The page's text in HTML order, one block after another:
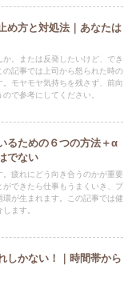
め方と対処法｜あなたは
か。または反発したいけど、でき
記事では上司から怒られた時の
モヤモヤ気持ちを残さず、前向
で参考にしてください。
るための６つの方法＋α
でない
疲れにどう向き合うのかが重要
できたら仕事もうまくいき、プ
が生まれます。この記事では健
ます。
しかない！｜時間帯から